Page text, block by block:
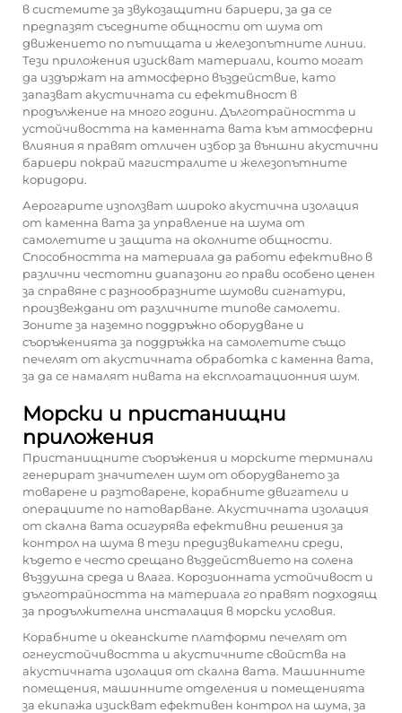
в системите за звукозащитни бариери, за да се
предпазят съседните общности от шума от
движението по пътищата и железопътните линии.
Тези приложения изискват материали, които могат
да издържат на атмосферно въздействие, като
запазват акустичната си ефективност в
продължение на много години. Дълготрайността и
устойчивостта на каменната вата към атмосферни
влияния я правят отличен избор за външни акустични
бариери покрай магистралите и железопътните
коридори.
Аерогарите използват широко акустична изолация
от каменна вата за управление на шума от
самолетите и защита на околните общности.
Способността на материала да работи ефективно в
различни честотни диапазони го прави особено ценен
за справяне с разнообразните шумови сигнатури,
произвеждани от различните типове самолети.
Зоните за наземно поддръжно оборудване и
съоръженията за поддръжка на самолетите също
печелят от акустичната обработка с каменна вата,
за да се намалят нивата на експлоатационния шум.
Морски и пристанищни
приложения
Пристанищните съоръжения и морските терминали
генерират значителен шум от оборудването за
товарене и разтоварене, корабните двигатели и
операциите по натоварване. Акустичната изолация
от скална вата осигурява ефективни решения за
контрол на шума в тези предизвикателни среди,
където е често срещано въздействието на солена
въздушна среда и влага. Корозионната устойчивост и
дълготрайността на материала го правят подходящ
за продължителна инсталация в морски условия.
Корабните и океанските платформи печелят от
огнеустойчивостта и акустичните свойства на
акустичната изолация от скална вата. Машинните
помещения, машинните отделения и помещенията
за екипажа изискват ефективен контрол на шума, за